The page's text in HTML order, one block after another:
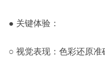
● 关键体验：
○ 视觉表现：色彩还原